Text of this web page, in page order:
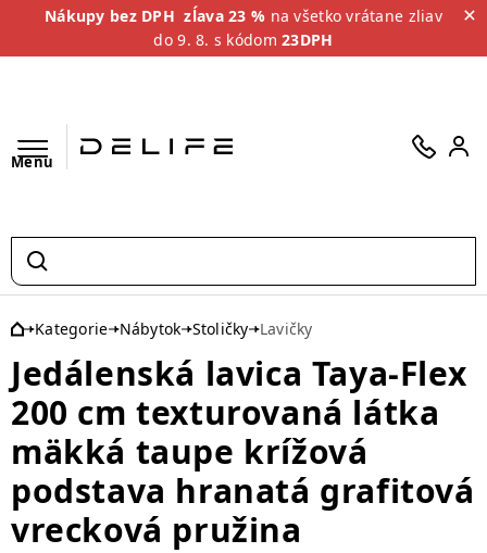
Nákupy bez DPH zĺava 23 % na všetko vrátane zliav
do 9. 8. s kódom23DPH
Menu
Kategorie Nábytok Stoličky Lavičky
Jedálenská lavica Taya-Flex
200 cm texturovaná látka
mäkká taupe krížová
podstava hranatá grafitová
vrecková pružina